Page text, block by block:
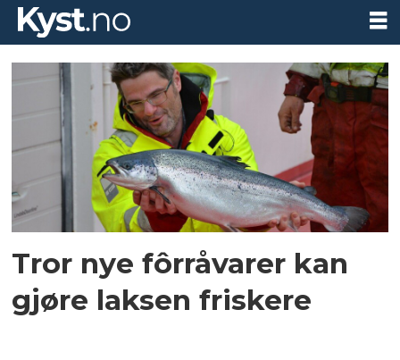
Tag:
animalske
biprodukter
Tror nye fôrråvarer kan
gjøre laksen friskere